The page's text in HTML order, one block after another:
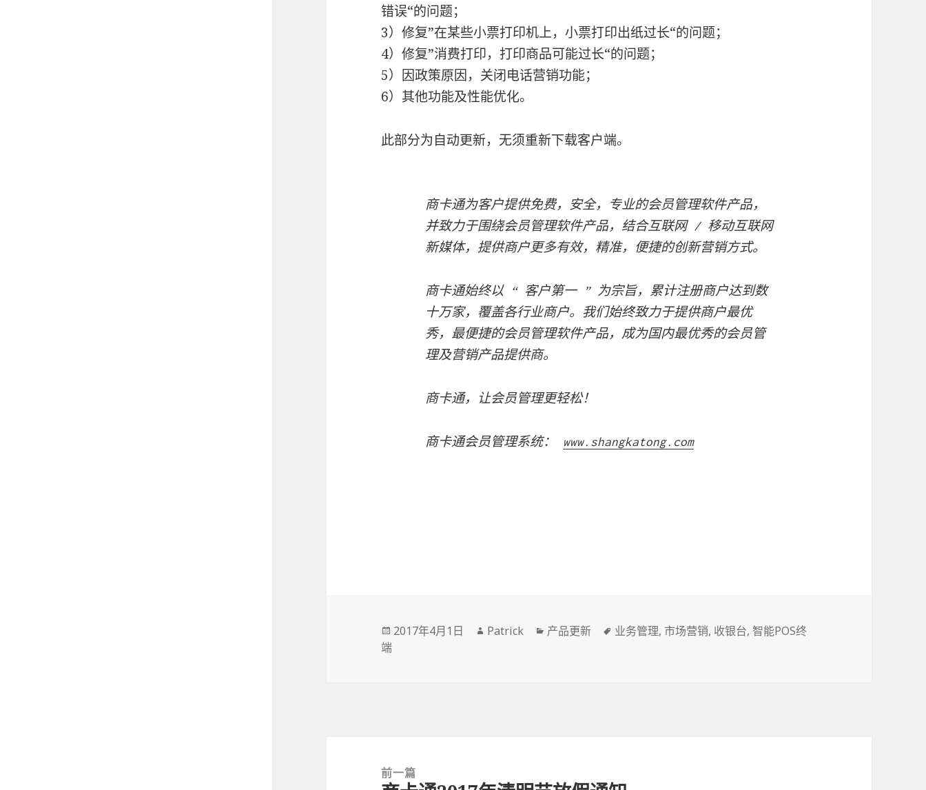
错误“的问题；
3）修复”在某些小票打印机上，小票打印出纸过长“的问题；
4）修复”消费打印，打印商品可能过长“的问题；
5）因政策原因，关闭电话营销功能；
6）其他功能及性能优化。
此部分为自动更新，无须重新下载客户端。
商卡通为客户提供免费，安全，专业的会员管理软件产品，
并致力于围绕会员管理软件产品，结合互联网 / 移动互联网
新媒体，提供商户更多有效，精准，便捷的创新营销方式。
商卡通始终以 “ 客户第一 ” 为宗旨，累计注册商户达到数
十万家，覆盖各行业商户。我们始终致力于提供商户最优
秀，最便捷的会员管理软件产品，成为国内最优秀的会员管
理及营销产品提供商。
商卡通，让会员管理更轻松！
商卡通会员管理系统： www.shangkatong.com
Posted
2017年4月1日 Author
Patrick Categories
产品更新 Tags
业务管理,市场营销, 收银台,智能POS终
端
前一篇